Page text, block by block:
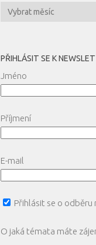
Archivy
PŘIHLÁSIT SE K
Jméno
Příjmení
E-mail
Přihlásit se o
O jaká témata máte